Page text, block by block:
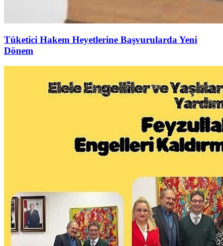
Tüketici Hakem Heyetlerine Başvurularda Yeni
Dönem